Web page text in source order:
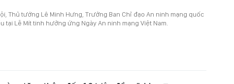
Thủ tướng Lê Minh Hưng, Trưởng Ban Chỉ đạo An ninh mạng quốc
tại Lễ Mít tinh hưởng ứng Ngày An ninh mạng Việt Nam.